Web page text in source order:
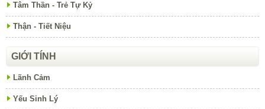
Tâm Thần - Trẻ Tự Kỷ
Thận - Tiết Niệu
GIỚI TÍNH
Lãnh Cảm
Yếu Sinh Lý